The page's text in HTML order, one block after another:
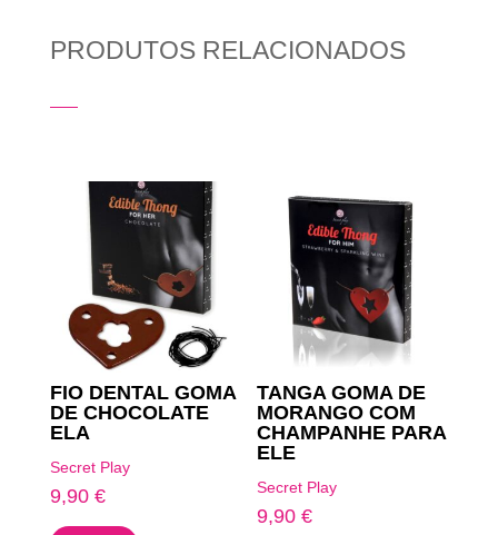
PRODUTOS RELACIONADOS
FIO DENTAL GOMA
DE CHOCOLATE
ELA
Secret Play
9,90 €
TANGA GOMA DE
MORANGO COM
CHAMPANHE PARA
ELE
Secret Play
9,90€